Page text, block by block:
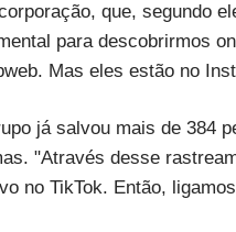
que, segundo
para descobrirmos
Mas eles estão no
já salvou mais de 384
"Através desse
no TikTok. Então,